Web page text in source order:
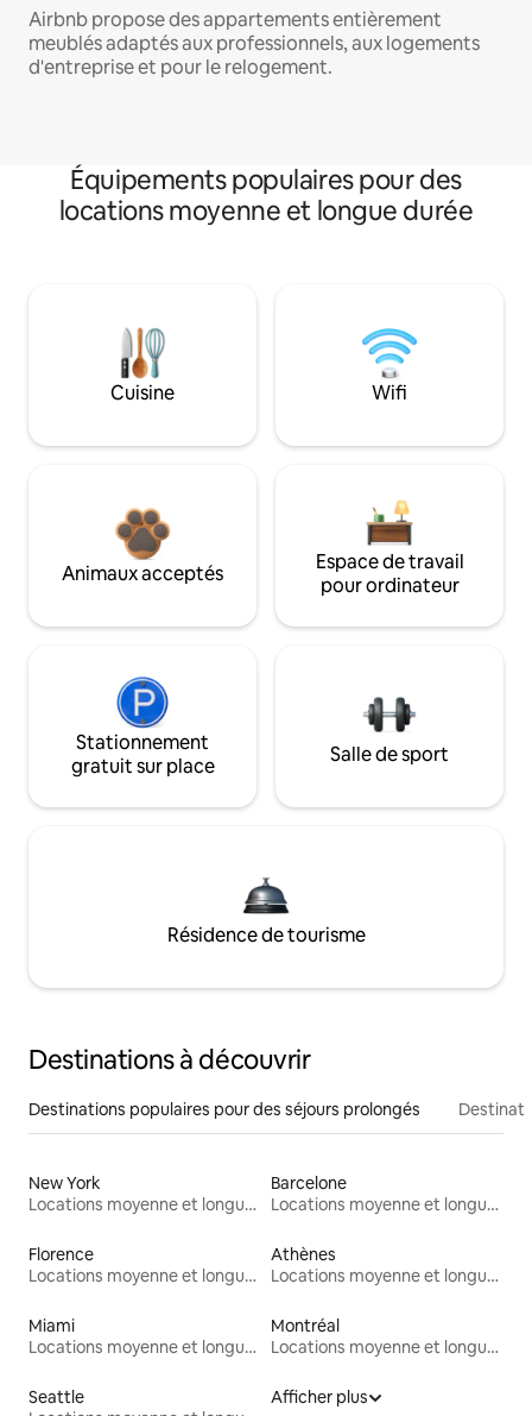
Airbnb propose des appartements entièrement
meublés adaptés aux professionnels, aux logements
d'entreprise et pour le relogement.
Équipements populaires pour des
locations moyenne et longue durée
Cuisine Wifi
Animaux acceptés
Espace de travail
pour ordinateur
Stationnement
gratuit sur place
Salle de sport
Résidence de tourisme
Destinations à découvrir
Destinations populaires pour des séjours prolongés
New York
Locations moyenne et longue durée
Barcelone
Locations moyenne et longue durée
Florence
Locations moyenne et longue durée
Athènes
Locations moyenne et longue durée
Miami
Locations moyenne et longue durée
Montréal
Locations moyenne et longue durée
Seattle
Afficher plus